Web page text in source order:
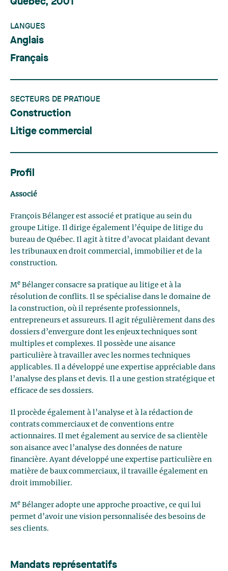
Québec, 2001
LANGUES
Anglais
Français
SECTEURS DE PRATIQUE
Construction
Litige commercial
Profil
Associé
François Bélanger est associé et pratique au sein du
groupe Litige. Il dirige également l’équipe de litige du
bureau de Québec. Il agit à titre d’avocat plaidant devant
les tribunaux en droit commercial, immobilier et de la
construction.
Me Bélanger consacre sa pratique au litige et à la
résolution de conflits. Il se spécialise dans le domaine de
la construction, où il représente professionnels,
entrepreneurs et assureurs. Il agit régulièrement dans des
dossiers d’envergure dont les enjeux techniques sont
multiples et complexes. Il possède une aisance
particulière à travailler avec les normes techniques
applicables. Il a développé une expertise appréciable dans
l’analyse des plans et devis. Il a une gestion stratégique et
efficace de ses dossiers.
Il procède également à l’analyse et à la rédaction de
contrats commerciaux et de conventions entre
actionnaires. Il met également au service de sa clientèle
son aisance avec l’analyse des données de nature
financière. Ayant développé une expertise particulière en
matière de baux commerciaux, il travaille également en
droit immobilier.
Me Bélanger adopte une approche proactive, ce qui lui
permet d’avoir une vision personnalisée des besoins de
ses clients.
Mandats représentatifs